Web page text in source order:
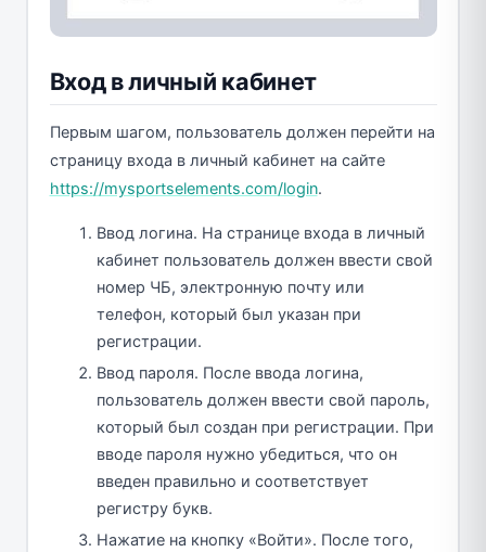
Вход в личный кабинет
Первым шагом, пользователь должен перейти на
страницу входа в личный кабинет на сайте
https://mysportselements.com/login.
Ввод логина. На странице входа в личный
кабинет пользователь должен ввести свой
номер ЧБ, электронную почту или
телефон, который был указан при
регистрации.
Ввод пароля. После ввода логина,
пользователь должен ввести свой пароль,
который был создан при регистрации. При
вводе пароля нужно убедиться, что он
введен правильно и соответствует
регистру букв.
Нажатие на кнопку «Войти». После того,